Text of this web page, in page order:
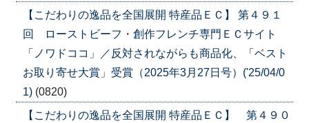
【こだわりの逸品を全国展開 特産品ＥＣ】 第４９１
回 ローストビーフ・創作フレンチ専門ＥＣサイト
「ノワドココ」／反対されながらも商品化、「ベスト
お取り寄せ大賞」受賞（2025年3月27日号）('25/04/0
1) (0820)
【こだわりの逸品を全国展開 特産品ＥＣ】 第４９０